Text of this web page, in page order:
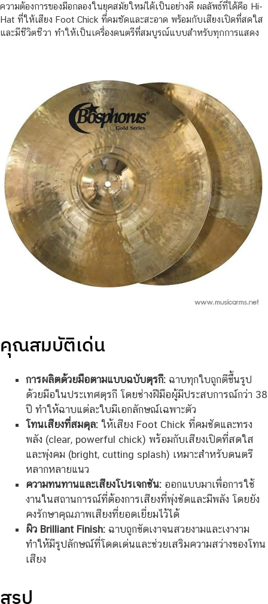
ความต้องการของมือกลองในยุคสมัยใหม่ได้เป็นอย่างดี ผลลัพธ์ที่ได้คือ Hi-
Hat ที่ให้เสียง Foot Chick ที่คมชัดและสะอาด พร้อมกับเสียงเปิดที่สดใส
และมีชีวิตชีวา ทำให้เป็นเครื่องดนตรีที่สมบูรณ์แบบสำหรับทุกการแสดง
คุณสมบัติเด่น
การผลิตด้วยมือตามแบบฉบับตุรกี:ฉาบทุกใบถูกตีขึ้นรูป
ด้วยมือในประเทศตุรกี โดยช่างฝีมือผู้มีประสบการณ์กว่า 38
ปี ทำให้ฉาบแต่ละใบมีเอกลักษณ์เฉพาะตัว
โทนเสียงที่สมดุล:ให้เสียง Foot Chick ที่คมชัดและทรง
พลัง (clear, powerful chick) พร้อมกับเสียงเปิดที่สดใส
และพุ่งคม (bright, cutting splash) เหมาะสำหรับดนตรี
หลากหลายแนว
ความทนทานและเสียงโปรเจกชัน:ออกแบบมาเพื่อการใช้
งานในสถานการณ์ที่ต้องการเสียงที่พุ่งชัดและมีพลัง โดยยัง
คงรักษาคุณภาพเสียงที่ยอดเยี่ยมไว้ได้
ผิว Brilliant Finish:ฉาบถูกขัดเงาจนสวยงามและเงางาม
ทำให้มีรูปลักษณ์ที่โดดเด่นและช่วยเสริมความสว่างของโทน
เสียง
สรุป